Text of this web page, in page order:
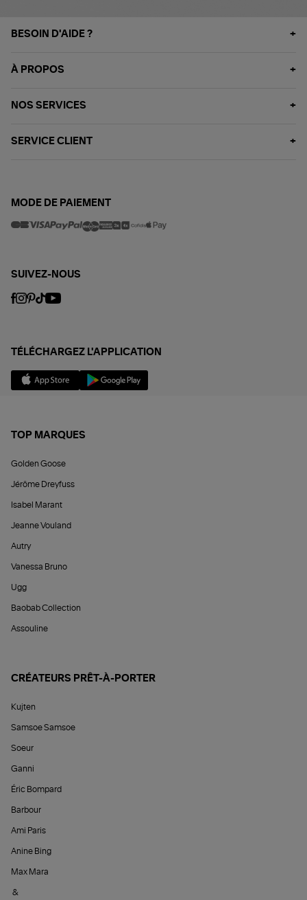
BESOIN D'AIDE ?
À PROPOS
NOS SERVICES
SERVICE CLIENT
MODE DE PAIEMENT
SUIVEZ-NOUS
TÉLÉCHARGEZ L'APPLICATION
TOP MARQUES
Golden Goose
Jérôme Dreyfuss
Isabel Marant
Jeanne Vouland
Autry
Vanessa Bruno
Ugg
Baobab Collection
Assouline
CRÉATEURS PRÊT-À-PORTER
Kujten
Samsoe Samsoe
Soeur
Ganni
Éric Bompard
Barbour
Ami Paris
Anine Bing
Max Mara
&